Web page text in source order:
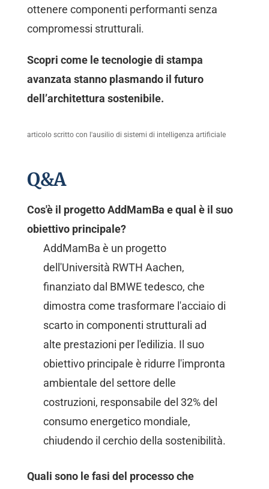
ottenere componenti performanti senza
compromessi strutturali.
Scopri come le tecnologie di stampa
avanzata stanno plasmando il futuro
dell’architettura sostenibile.
articolo scritto con l'ausilio di sistemi di intelligenza artificiale
Q&A
Cos'è il progetto AddMamBa e qual è il suo
obiettivo principale?
AddMamBa è un progetto
dell'Università RWTH Aachen,
finanziato dal BMWE tedesco, che
dimostra come trasformare l'acciaio di
scarto in componenti strutturali ad
alte prestazioni per l'edilizia. Il suo
obiettivo principale è ridurre l'impronta
ambientale del settore delle
costruzioni, responsabile del 32% del
consumo energetico mondiale,
chiudendo il cerchio della sostenibilità.
Quali sono le fasi del processo che